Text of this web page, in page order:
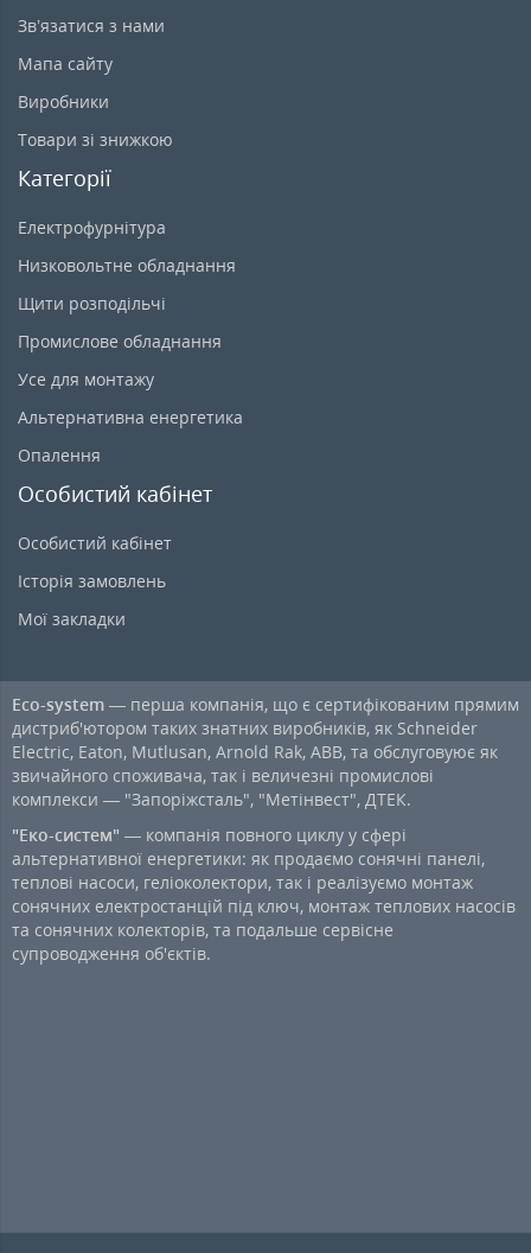
Зв’язатися з нами
Мапа сайту
Виробники
Товари зі знижкою
Категорії
Електрофурнітура
Низковольтне обладнання
Щити розподільчі
Промислове обладнання
Усе для монтажу
Альтернативна енергетика
Опалення
Особистий кабінет
Особистий кабінет
Історія замовлень
Мої закладки
Eco-system — перша компанія, що є сертифікованим прямим
дистриб'ютором таких знатних виробників, як Schneider
Electric, Eaton, Mutlusan, Arnold Rak, ABB, та обслуговуює як
звичайного споживача, так і величезні промислові
комплекси — "Запоріжсталь", "Метінвест", ДТЕК.
"Еко-систем" — компанія повного циклу у сфері
альтернативної енергетики: як продаємо сонячні панелі,
теплові насоси, геліоколектори, так і реалізуємо монтаж
сонячних електростанцій під ключ, монтаж теплових насосів
та сонячних колекторів, та подальше сервісне
супроводження об'єктів.